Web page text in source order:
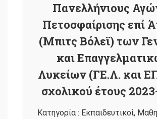
Πανελλήνιους
Πετοσφαίρισης επί
(Μπιτς Βόλεϊ) των
και
Λυκείων (ΓΕ.Λ. και
σχολικού έτους
Κατηγορία : Εκπαιδευτικοί,